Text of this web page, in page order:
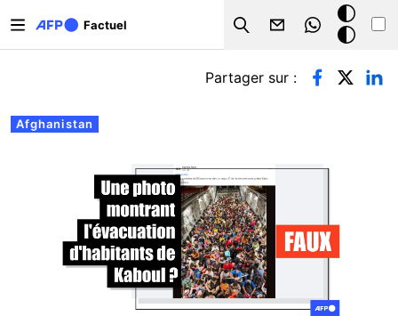
Factuel
Search
Mode
sombre
Onglets principaux
Afghanistan
Partager sur :